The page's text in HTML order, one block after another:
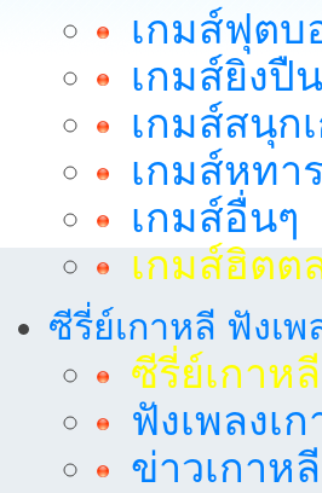
เกมส์ฟุตบ
เกมส์ยิงปืน
เกมส์สนุก
เกมส์หทา
เกมส์อื่นๆ
เกมส์ฮิตต
ซีรี่ย์เกาหลี ฟังเพ
ซีรี่ย์เกาหลี
ฟังเพลงเ
ข่าวเกาหลี